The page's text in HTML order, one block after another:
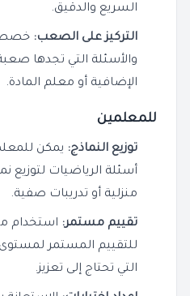
السريع والدقيق.
التركيز على الصعب: خصص
والأسئلة التي تجدها
الإضافية أو معلم المادة.
للمعلمين
توزيع النماذج: يمكن
أسئلة الرياضيات لتوزيع
منزلية أو تدريبات صفية.
تقييم مستمر: استخدام
للتقييم المستمر لمستوى
التي تحتاج إلى تعزيز.